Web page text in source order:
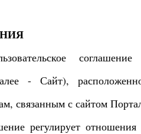
- Сайт),
связанным с сайтом
регулирует